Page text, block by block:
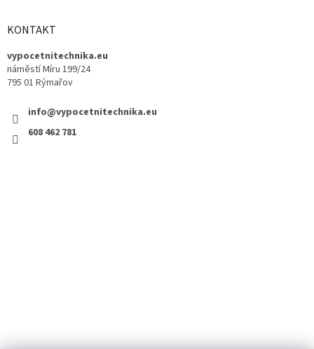
KONTAKT
vypocetnitechnika.eu
náměstí Míru 199/24
795 01 Rýmařov
info@vypocetnitechnika.eu
608 462 781